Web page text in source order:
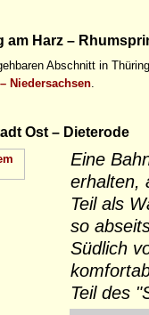
am Harz –
Abschnitt in
Niedersachsen.
Ost – Dieterode
Eine
erhalten,
Teil als
so
Südlich
Teil des